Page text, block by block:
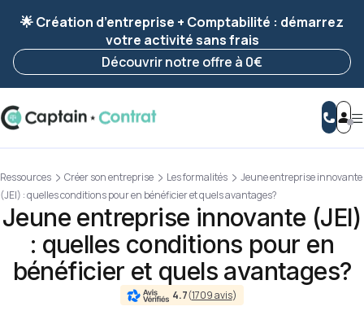
enregistrée 🚀
Reprendre ma démarche
🌟 Création d’entreprise + Comptabilité : démarrez
votre activité sans frais
Découvrir notre offre à 0€
Ressources Créer son entreprise Les formalités
Jeune entreprise innovante
(JEI) : quelles conditions pour en bénéficier et quels avantages?
Jeune entreprise innovante (JEI)
: quelles conditions pour en
bénéficier et quels avantages?
4.7(1709 avis)